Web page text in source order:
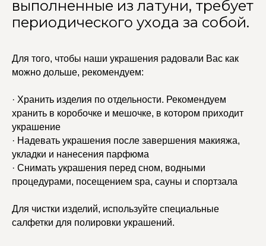
выполненные из латуни, требует
периодического ухода за собой.
Для того, чтобы наши украшения радовали Вас как
можно дольше, рекомендуем:
· Хранить изделия по отдельности. Рекомендуем
хранить в коробочке и мешочке, в котором приходит
украшение
· Надевать украшения после завершения макияжа,
укладки и нанесения парфюма
· Снимать украшения перед сном, водными
процедурами, посещением spa, сауны и спортзала
Для чистки изделий, используйте специальные
салфетки для полировки украшений.